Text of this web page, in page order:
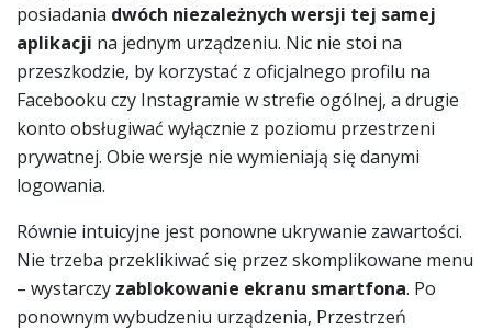
posiadania dwóch niezależnych wersji tej samej
aplikacji na jednym urządzeniu. Nic nie stoi na
przeszkodzie, by korzystać z oficjalnego profilu na
Facebooku czy Instagramie w strefie ogólnej, a drugie
konto obsługiwać wyłącznie z poziomu przestrzeni
prywatnej. Obie wersje nie wymieniają się danymi
logowania.
Równie intuicyjne jest ponowne ukrywanie zawartości.
Nie trzeba przeklikiwać się przez skomplikowane menu
– wystarczy zablokowanie ekranu smartfona. Po
ponownym wybudzeniu urządzenia, Przestrzeń